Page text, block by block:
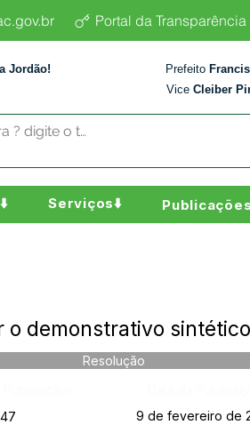
Portal da Transparência
Jordão! Prefeito
Vice Cleiber
Serviços⬇️ Publicações
demonstrativo
Resolução
47 9 de fevereiro de